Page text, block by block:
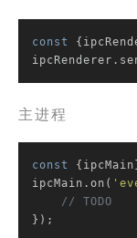
const
主进程
const
ipcMain.on(
// TODO
});